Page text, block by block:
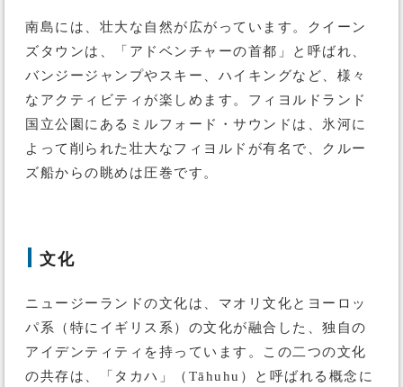
南島には、壮大な自然が広がっています。クイーン
ズタウンは、「アドベンチャーの首都」と呼ばれ、
バンジージャンプやスキー、ハイキングなど、様々
なアクティビティが楽しめます。フィヨルドランド
国立公園にあるミルフォード・サウンドは、氷河に
よって削られた壮大なフィヨルドが有名で、クルー
ズ船からの眺めは圧巻です。
文化
ニュージーランドの文化は、マオリ文化とヨーロッ
パ系（特にイギリス系）の文化が融合した、独自の
アイデンティティを持っています。この二つの文化
の共存は、「タカハ」（Tāhuhu）と呼ばれる概念に